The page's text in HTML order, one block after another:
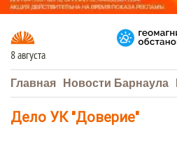
8 августа
Главная Новости Барнаула
Дело УК "Доверие"